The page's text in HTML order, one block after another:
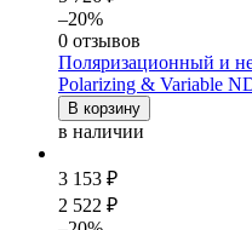
–20%
0 отзывов
Поляризационный и
Polarizing & Variable
В корзину
в наличии
3 153 ₽
2 522 ₽